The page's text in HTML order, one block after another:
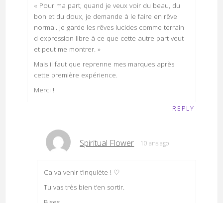
« Pour ma part, quand je veux voir du beau, du
bon et du doux, je demande à le faire en rêve
normal. Je garde les rêves lucides comme terrain
d expression libre à ce que cette autre part veut
et peut me montrer. »
Mais il faut que reprenne mes marques après
cette première expérience.
Merci !
REPLY
Spiritual Flower 10 ans ago
Ca va venir t’inquiète ! ♡
Tu vas très bien t’en sortir.